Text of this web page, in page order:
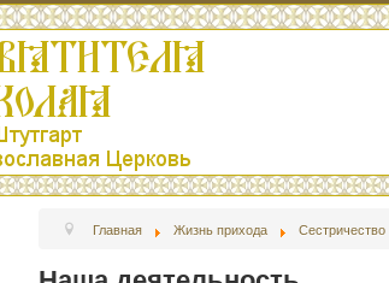
Главная Жизнь прихода Сестричество